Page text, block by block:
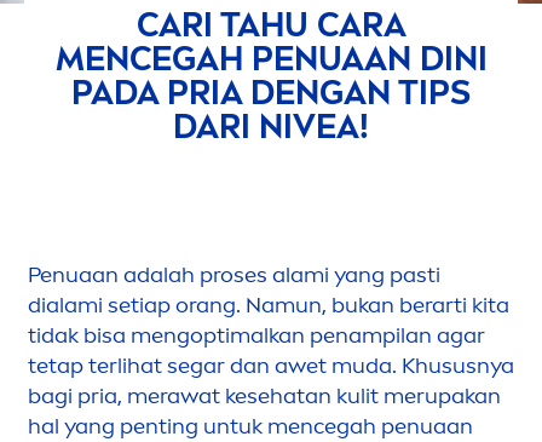
CARI TAHU CARA
MENCEGAH PENUAAN DINI
PADA PRIA DENGAN TIPS
DARI NIVEA!
Penuaan adalah proses alami yang pasti
dialami setiap orang. Namun, bukan berarti kita
tidak bisa mengoptimalkan penampilan agar
tetap terlihat segar dan awet muda. Khususnya
bagi pria, merawat kesehatan kulit merupakan
hal yang penting untuk mencegah penuaan